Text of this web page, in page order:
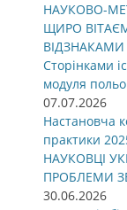
НАУКОВО-
ЩИРО
ВІДЗНАКАМИ
Сторінками
модуля
07.07.2026
Настановча
практики
НАУКОВЦІ
ПРОБЛЕМИ
30.06.2026